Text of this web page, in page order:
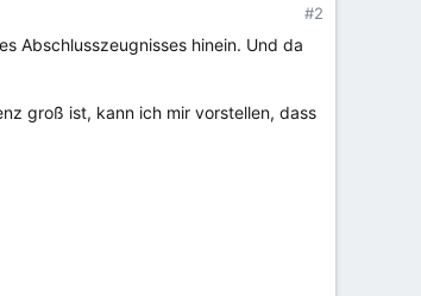
#2
Abschlusszeugnisses hinein. Und da
groß ist, kann ich mir vorstellen, dass